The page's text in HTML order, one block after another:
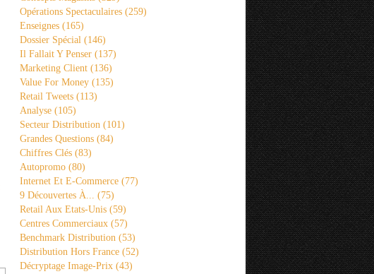
Opérations Spectaculaires (259)
Enseignes (165)
Dossier Spécial (146)
Il Fallait Y Penser (137)
Marketing Client (136)
Value For Money (135)
Retail Tweets (113)
Analyse (105)
Secteur Distribution (101)
Grandes Questions (84)
Chiffres Clés (83)
Autopromo (80)
Internet Et E-Commerce (77)
9 Découvertes À... (75)
Retail Aux Etats-Unis (59)
Centres Commerciaux (57)
Benchmark Distribution (53)
Distribution Hors France (52)
Décryptage Image-Prix (43)